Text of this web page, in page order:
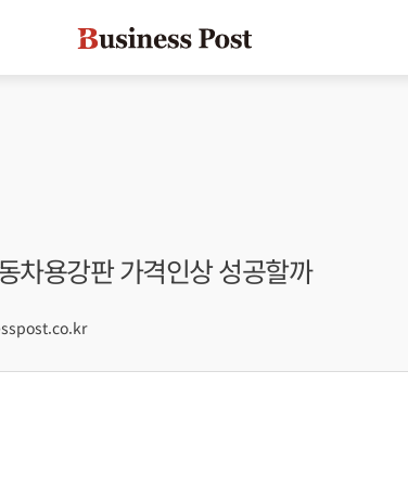
차용강판 가격인상 성공할까